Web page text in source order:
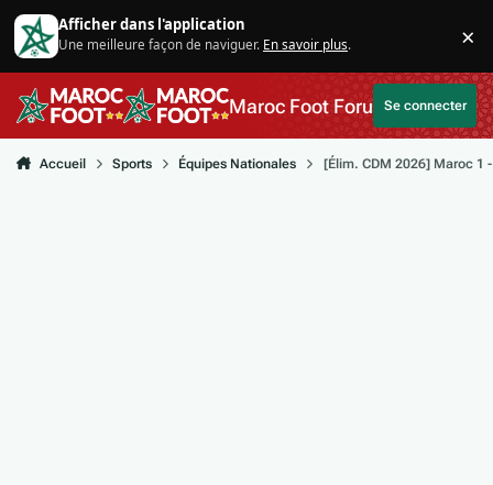
Aller au contenu
Afficher dans l'application
Une meilleure façon de naviguer. En savoir plus. ×
Maroc Foot ForumSe connecter
Accueil Sports Équipes Nationales [Élim. CDM 2026] Maroc 1